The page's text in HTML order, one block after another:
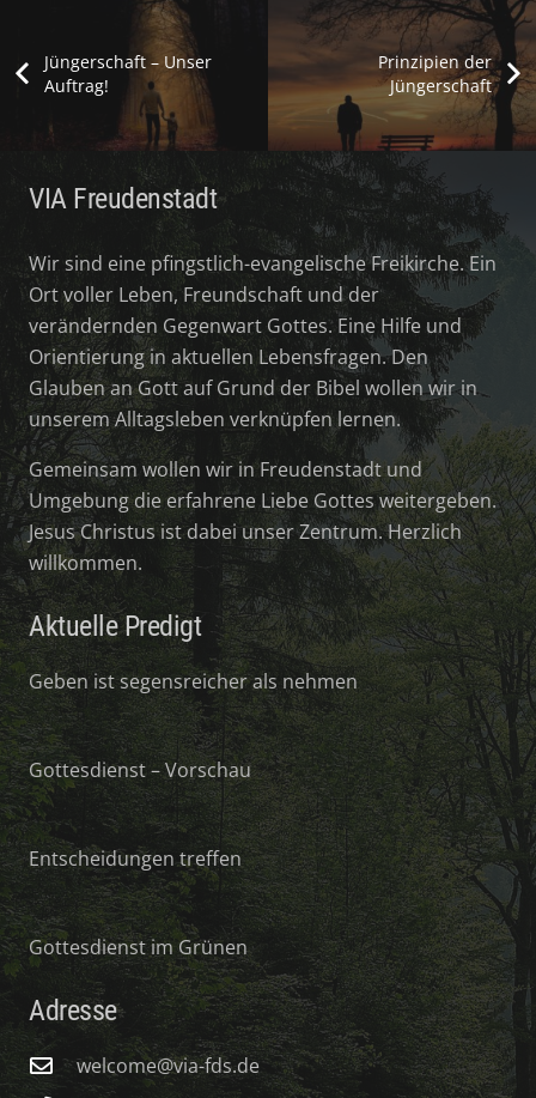
Jüngerschaft – Unser
Auftrag!
Prinzipien der
Jüngerschaft
VIA Freudenstadt
Wir sind eine pfingstlich-evangelische Freikirche. Ein
Ort voller Leben, Freundschaft und der
verändernden Gegenwart Gottes. Eine Hilfe und
Orientierung in aktuellen Lebensfragen. Den
Glauben an Gott auf Grund der Bibel wollen wir in
unserem Alltagsleben verknüpfen lernen.
Gemeinsam wollen wir in Freudenstadt und
Umgebung die erfahrene Liebe Gottes weitergeben.
Jesus Christus ist dabei unser Zentrum. Herzlich
willkommen.
Aktuelle Predigt
Geben ist segensreicher als nehmen
Gottesdienst – Vorschau
Entscheidungen treffen
Gottesdienst im Grünen
Adresse
welcome@via-fds.de